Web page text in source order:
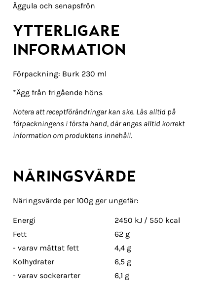
Äggula och senapsfrön
YTTERLIGARE
INFORMATION
Förpackning: Burk 230 ml
*Ägg från frigående höns
Notera att receptförändringar kan ske. Läs alltid på
förpackningens i första hand, där anges alltid korrekt
information om produktens innehåll.
NÄRINGSVÄRDE
Näringsvärde per 100g ger ungefär:
Energi
2450 kJ / 550 kcal
Fett
62 g
- varav mättat fett
4,4 g
Kolhydrater
6,5 g
- varav sockerarter
6,1 g